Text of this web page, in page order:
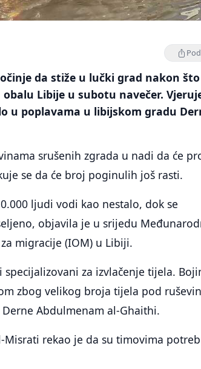
da stiže u lučki grad nakon
Libije u subotu navečer.
u poplavama u libijskom gradu
srušenih zgrada u nadi da će
se da će broj poginulih još rasti.
ljudi vodi kao nestalo, dok se
objavila je u srijedu
migracije (IOM) u Libiji.
za izvlačenje tijela.
zbog velikog broja tijela pod
Abdulmenam al-Ghaithi.
rekao je da su timovima